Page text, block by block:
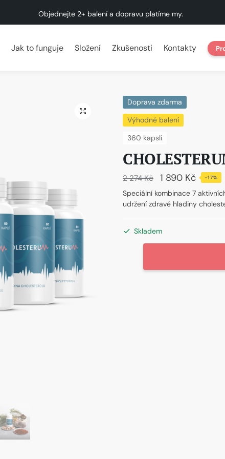
Objednejte 2+ balení a dopravu platíme my.
Jak to funguje Složení Zkušenosti Kontakty
🔍
Doprava zdarma
Výhodné balení
360 kapslí
2 274Kč 1 890 Kč -17%
Speciální kombinace 7
udržení zdravé hladiny
Skladem
stravy